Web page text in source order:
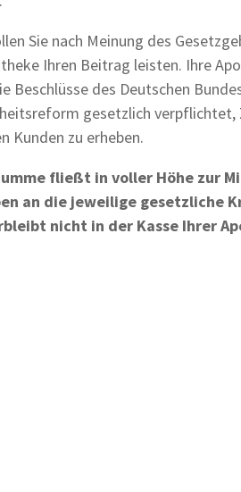
Sie nach Meinung des
Ihren Beitrag leisten. Ihre
Beschlüsse des Deutschen
gesetzlich verpflichtet,
Kunden zu erheben.
fließt in voller Höhe zur
an die jeweilige gesetzliche
nicht in der Kasse Ihrer